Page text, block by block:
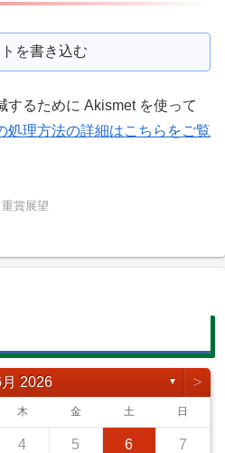
を書き込む
するために Akismet を使って
処理方法の詳細はこちらをご覧
重賞展望
2026 ▼ >
木 金 土 日
4 5 6 7